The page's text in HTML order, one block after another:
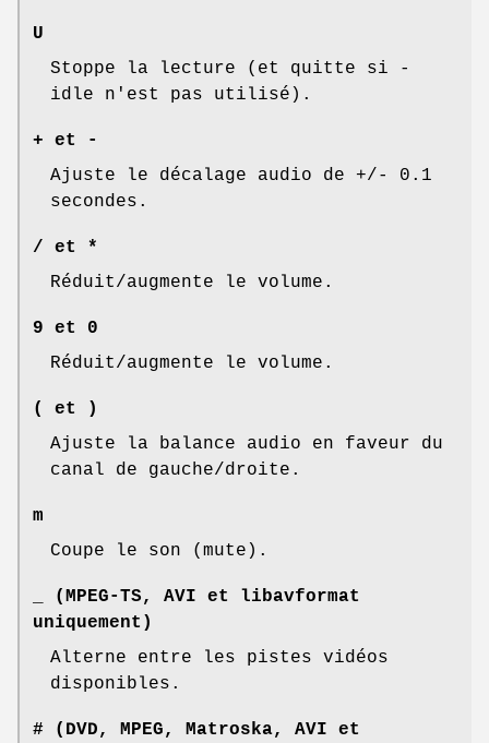
U
Stoppe la lecture (et quitte si -
idle n'est pas utilisé).
+ et -
Ajuste le décalage audio de +/- 0.1
secondes.
/ et *
Réduit/augmente le volume.
9 et 0
Réduit/augmente le volume.
( et )
Ajuste la balance audio en faveur du
canal de gauche/droite.
m
Coupe le son (mute).
_ (MPEG-TS, AVI et libavformat
uniquement)
Alterne entre les pistes vidéos
disponibles.
# (DVD, MPEG, Matroska, AVI et